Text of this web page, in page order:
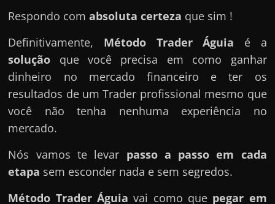
a
c
o
m
o
?
🤔
Respondo comabsoluta certeza que sim !
Definitivamente, Método Trader Águia é a
solução que você precisa em como ganhar
dinheiro no mercado financeiro e ter os
resultados de um Trader profissional mesmo que
você não tenha nenhuma experiência no
mercado.
Nós vamos te levar passo a passo em cada
etapa sem esconder nada e sem segredos.
Método Trader Águia vai como que pegar em